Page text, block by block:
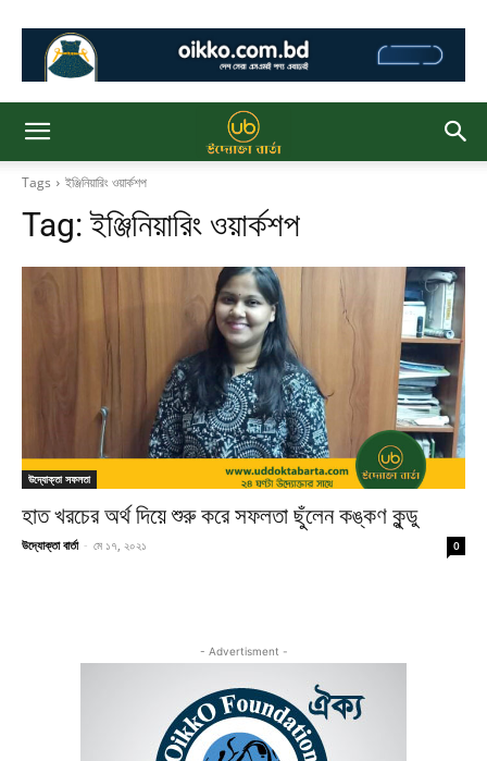
Tags ইঞ্জিনিয়ারিং ওয়ার্কশপ
Tag:ইঞ্জিনিয়ারিং ওয়ার্কশপ
উদ্যোক্তা সফলতা
হাত খরচের অর্থ দিয়ে শুরু করে সফলতা ছুঁলেন কঙ্কণ কুন্ডু
উদ্যোক্তা বার্তা - মে ১৭, ২০২১ 0
- Advertisment -